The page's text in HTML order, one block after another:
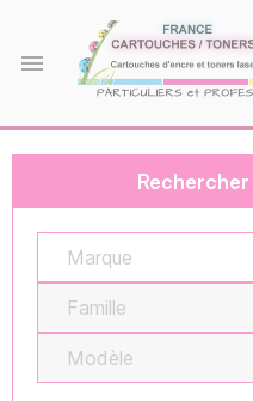
menu
Marque
Famille
Modèle